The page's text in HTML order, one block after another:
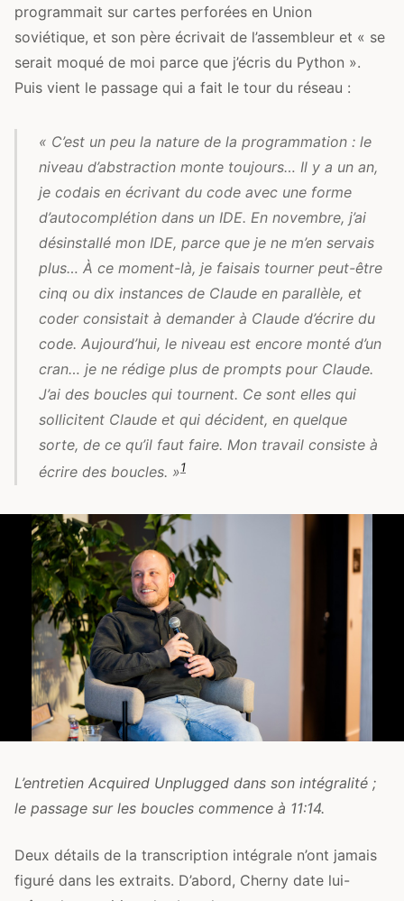
programmait sur cartes perforées en Union
soviétique, et son père écrivait de l’assembleur et « se
serait moqué de moi parce que j’écris du Python ».
Puis vient le passage qui a fait le tour du réseau :
« C’est un peu la nature de la programmation : le
niveau d’abstraction monte toujours… Il y a un an,
je codais en écrivant du code avec une forme
d’autocomplétion dans un IDE. En novembre, j’ai
désinstallé mon IDE, parce que je ne m’en servais
plus… À ce moment-là, je faisais tourner peut-être
cinq ou dix instances de Claude en parallèle, et
coder consistait à demander à Claude d’écrire du
code. Aujourd’hui, le niveau est encore monté d’un
cran… je ne rédige plus de prompts pour Claude.
J’ai des boucles qui tournent. Ce sont elles qui
sollicitent Claude et qui décident, en quelque
sorte, de ce qu’il faut faire. Mon travail consiste à
écrire des boucles. »1
L’entretien Acquired Unplugged dans son intégralité ;
le passage sur les boucles commence à 11:14.
Deux détails de la transcription intégrale n’ont jamais
figuré dans les extraits. D’abord, Cherny date lui-